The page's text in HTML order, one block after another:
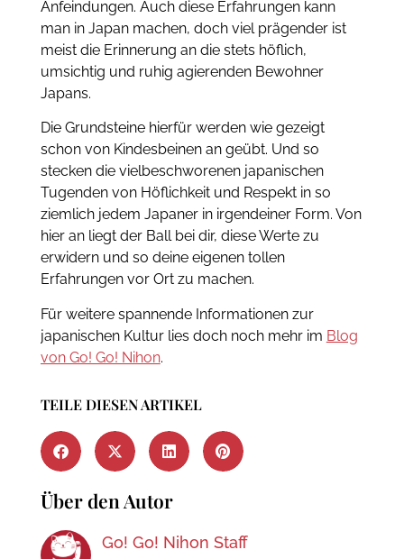
Anfeindungen. Auch diese Erfahrungen kann
man in Japan machen, doch viel prägender ist
meist die Erinnerung an die stets höflich,
umsichtig und ruhig agierenden Bewohner
Japans.
Die Grundsteine hierfür werden wie gezeigt
schon von Kindesbeinen an geübt. Und so
stecken die vielbeschworenen japanischen
Tugenden von Höflichkeit und Respekt in so
ziemlich jedem Japaner in irgendeiner Form. Von
hier an liegt der Ball bei dir, diese Werte zu
erwidern und so deine eigenen tollen
Erfahrungen vor Ort zu machen.
Für weitere spannende Informationen zur
japanischen Kultur lies doch noch mehr im Blog
von Go! Go! Nihon.
TEILE DIESEN ARTIKEL
Über den Autor
Go! Go! Nihon Staff